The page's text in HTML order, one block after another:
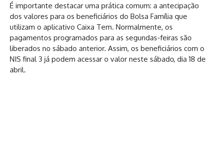
É importante destacar uma prática comum: a antecipação
dos valores para os beneficiários do Bolsa Família que
utilizam o aplicativo Caixa Tem. Normalmente, os
pagamentos programados para as segundas-feiras são
liberados no sábado anterior. Assim, os beneficiários com o
NIS final 3 já podem acessar o valor neste sábado, dia 18 de
abril.